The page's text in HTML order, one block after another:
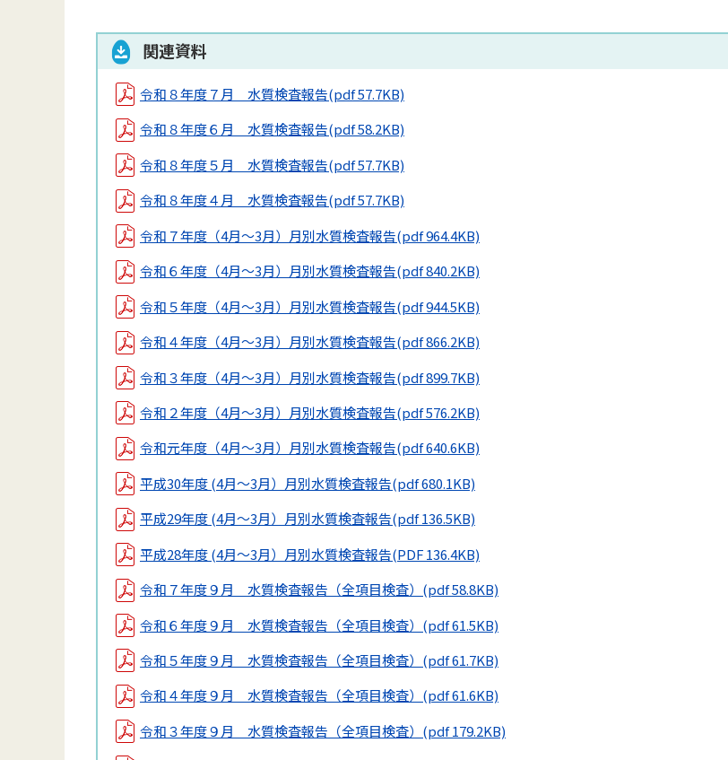
関連資料
令和８年度７月 水質検査報告(pdf 57.7KB)
令和８年度６月 水質検査報告(pdf 58.2KB)
令和８年度５月 水質検査報告(pdf 57.7KB)
令和８年度４月 水質検査報告(pdf 57.7KB)
令和７年度（4月～3月）月別水質検査報告(pdf 964.4KB)
令和６年度（4月～3月）月別水質検査報告(pdf 840.2KB)
令和５年度（4月～3月）月別水質検査報告(pdf 944.5KB)
令和４年度（4月～3月）月別水質検査報告(pdf 866.2KB)
令和３年度（4月～3月）月別水質検査報告(pdf 899.7KB)
令和２年度（4月～3月）月別水質検査報告(pdf 576.2KB)
令和元年度（4月～3月）月別水質検査報告(pdf 640.6KB)
平成30年度 (4月～3月）月別水質検査報告(pdf 680.1KB)
平成29年度 (4月～3月）月別水質検査報告(pdf 136.5KB)
平成28年度 (4月～3月）月別水質検査報告(PDF 136.4KB)
令和７年度９月 水質検査報告（全項目検査） (pdf 58.8KB)
令和６年度９月 水質検査報告（全項目検査） (pdf 61.5KB)
令和５年度９月 水質検査報告（全項目検査） (pdf 61.7KB)
令和４年度９月 水質検査報告（全項目検査） (pdf 61.6KB)
令和３年度９月 水質検査報告（全項目検査） (pdf 179.2KB)